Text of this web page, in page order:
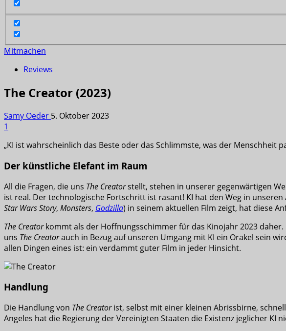
Mitmachen
Reviews
The Creator (2023)
Samy Oeder 5. Oktober 2023
1
„KI ist wahrscheinlich das Beste oder das Schlimmste, was der Menschheit
Der künstliche Elefant im Raum
All die Fragen, die uns The Creatorstellt, stehen in unserer gegenwärtigen
ist real. Der technologische Fortschritt ist rasant! KI hat den Weg in
Star Wars Story, Monsters, Godzilla) in seinem aktuellen Film zeigt, hat diese
The Creatorkommt als der Hoffnungsschimmer für das Kinojahr 2023 daher.
uns The Creatorauch in Bezug auf unseren Umgang mit KI ein Orakel sein
allen Dingen eines ist: ein verdammt guter Film in jeder Hinsicht.
Handlung
Die Handlung von The Creatorist, selbst mit einer kleinen Abrissbirne,
Angeles hat die Regierung der Vereinigten Staaten die Existenz jeglicher